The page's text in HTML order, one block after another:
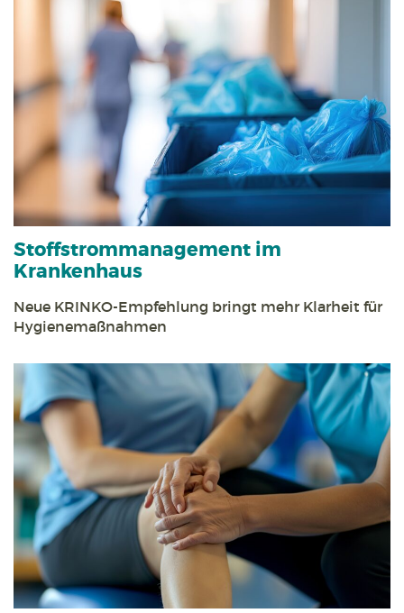
Stoff­strom­management im
Krankenhaus
Neue KRINKO-Empfehlung bringt mehr Klarheit für
Hygienemaßnahmen